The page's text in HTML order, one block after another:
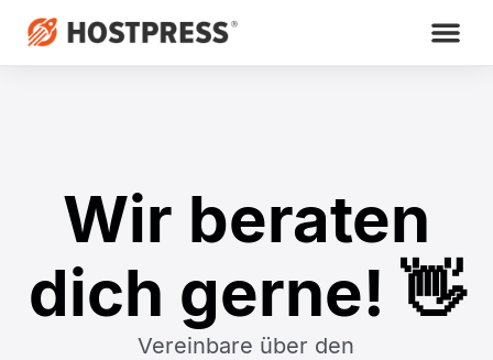
Wir beraten
dich gerne! 👋
Vereinbare über den